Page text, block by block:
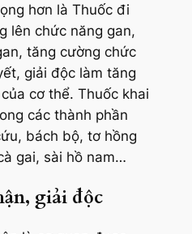
hơn là Thuốc đi
lên chức năng gan,
tăng cường chức
giải độc làm tăng
cơ thể. Thuốc khai
các thành phần
bách bộ, tơ hồng
gai, sài hồ nam…
giải độc